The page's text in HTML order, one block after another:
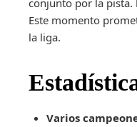
conjunto por la pista.
Este momento
la liga.
Varios